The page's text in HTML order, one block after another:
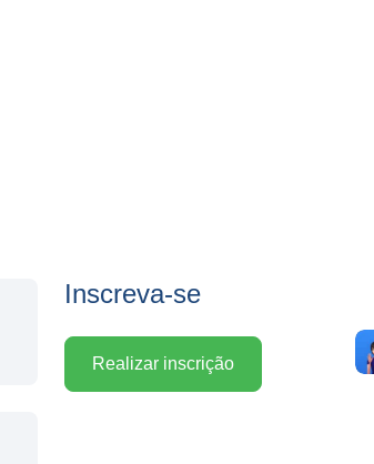
Inscreva-se
Realizar inscrição